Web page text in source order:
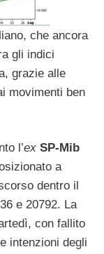
che ancora
gli indici
grazie alle
movimenti ben
l’ex SP-Mib
a
dentro il
e 20792. La
con fallito
intenzioni degli